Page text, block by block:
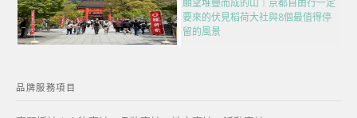
要來的伏見稻荷大社與8個最值得停
留的風景
品牌服務項目